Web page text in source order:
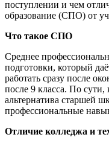
поступлении и чем
образование (СПО) от
Что такое СПО
Среднее
подготовки, который
работать сразу после
после 9 класса. По
альтернатива старшей
профессиональные
Отличие колледжа и